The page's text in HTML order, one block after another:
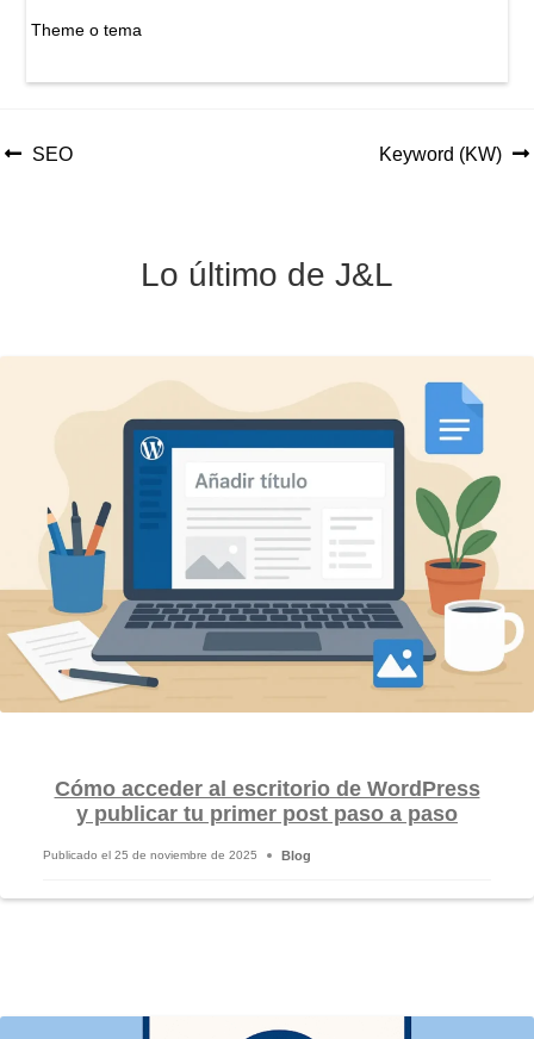
Theme o tema
Navegación
entradas
Anterior:
SEO Siguiente:
Keyword (KW)
Lo último de J&L
Cómo acceder al escritorio de WordPress
y publicar tu primer post paso a paso
Publicado el 25 de noviembre de 2025 Blog